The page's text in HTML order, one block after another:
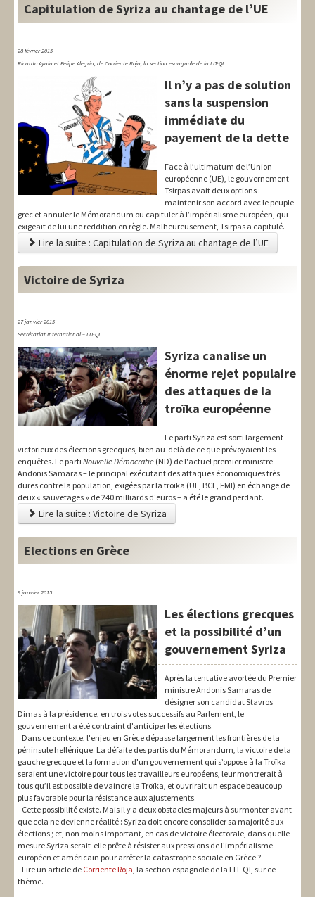
Capitulation de Syriza au chantage de l’UE
28 février 2015
Ricardo Ayala et Felipe Alegría, de Corriente Roja, la section espagnole de la LIT-QI
Il n’y a pas de solution
sans la suspension
immédiate du
payement de la dette
Face à l’ultimatum de l’Union
européenne (UE), le gouvernement
Tsirpas avait deux options :
maintenir son accord avec le peuple
grec et annuler le Mémorandum ou capituler à l’impérialisme européen, qui
exigeait de lui une reddition en règle. Malheureusement, Tsirpas a capitulé.
Lire la suite : Capitulation de Syriza au chantage de l’UE
Victoire de Syriza
27 janvier 2015
Secrétariat International – LIT-QI
Syriza canalise un
énorme rejet populaire
des attaques de la
troïka européenne
Le parti Syriza est sorti largement
victorieux des élections grecques, bien au-delà de ce que prévoyaient les
enquêtes. Le parti Nouvelle Démocratie (ND) de l'actuel premier ministre
Andonis Samaras – le principal exécutant des attaques économiques très
dures contre la population, exigées par la troïka (UE, BCE, FMI) en échange de
deux « sauvetages » de 240 milliards d'euros – a été le grand perdant.
Lire la suite : Victoire de Syriza
Elections en Grèce
9 janvier 2015
Les élections grecques
et la possibilité d’un
gouvernement Syriza
Après la tentative avortée du Premier
ministre Andonis Samaras de
désigner son candidat Stavros
Dimas à la présidence, en trois votes successifs au Parlement, le
gouvernement a été contraint d'anticiper les élections.
Dans ce contexte, l'enjeu en Grèce dépasse largement les frontières de la
péninsule hellénique. La défaite des partis du Mémorandum, la victoire de la
gauche grecque et la formation d'un gouvernement qui s’oppose à la Troïka
seraient une victoire pour tous les travailleurs européens, leur montrerait à
tous qu’il est possible de vaincre la Troïka, et ouvrirait un espace beaucoup
plus favorable pour la résistance aux ajustements.
Cette possibilité existe. Mais il y a deux obstacles majeurs à surmonter avant
que cela ne devienne réalité : Syriza doit encore consolider sa majorité aux
élections ; et, non moins important, en cas de victoire électorale, dans quelle
mesure Syriza serait-elle prête à résister aux pressions de l'impérialisme
européen et américain pour arrêter la catastrophe sociale en Grèce ?
Lire un article de Corriente Roja, la section espagnole de la LIT-QI, sur ce
thème.